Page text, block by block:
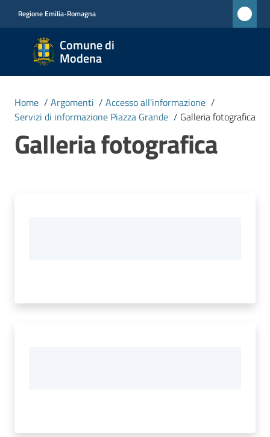
Regione Emilia-Romagna
Comune di
Modena
Comune
di
Modena
CIVICA
MONET
su
Home / Argomenti / Accesso all'informazione /
Servizi di informazione Piazza Grande / Galleria fotografica
Galleria fotografica